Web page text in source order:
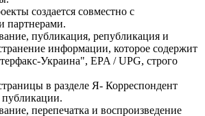
создается совместно с
партнерами.
публикация, републикация и
информации, которое содержит
Украина", EPA / UPG, строго
в разделе Я- Корреспондент
публикации.
перепечатка и воспроизведение